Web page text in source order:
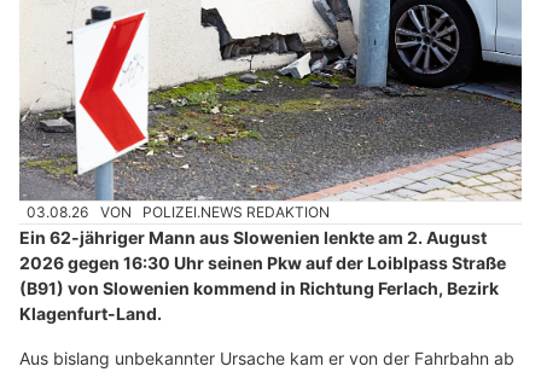
03.08.26 VON POLIZEI.NEWS REDAKTION
Ein 62-jähriger Mann aus Slowenien lenkte am 2. August
2026 gegen 16:30 Uhr seinen Pkw auf der Loiblpass Straße
(B91) von Slowenien kommend in Richtung Ferlach, Bezirk
Klagenfurt-Land.
Aus bislang unbekannter Ursache kam er von der Fahrbahn ab